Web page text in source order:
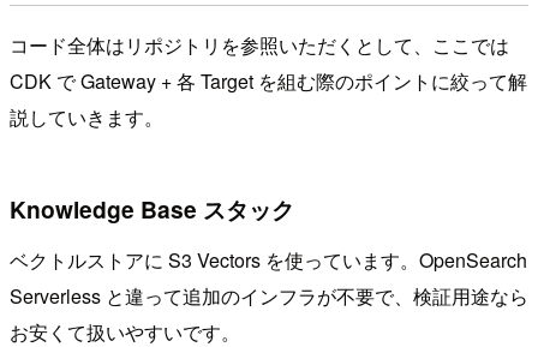
コード全体はリポジトリを参照いただくとして、ここでは
CDK で Gateway + 各 Target を組む際のポイントに絞って解
説していきます。
Knowledge Base スタック
ベクトルストアに S3 Vectors を使っています。OpenSearch
Serverless と違って追加のインフラが不要で、検証用途なら
お安くて扱いやすいです。